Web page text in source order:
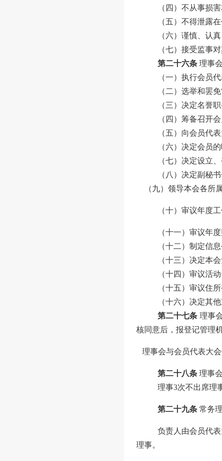
（四）不从事损
（五）不得泄露
（六）谨慎、认
（七）接受监事
第二十六条 理事
（一）执行会员
（二）选举和罢
（三）决定名誉
（四）筹备召开
（五）向会员代
（六）决定会员
（七）决定设立
（八）决定副秘
（九）领导本会各所
（十）审议年度
（十一）审议年
（十二）制定信
（十三）决定本
（十四）审议活
（十五）审议住
（十六）决定其
第二十七条 理事
核同意后，报登记管理
理事会与会员代表大
第二十八条 理事
理事3次不出席理
第二十九条 常务
负责人由会员代
理事。